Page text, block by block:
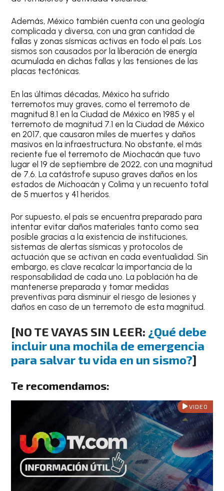
Además, México también cuenta con unageología
complicada y diversa, con una gran cantidad de
fallas y zonas sísmicas activas en todo el país. Los
sismos son causados por la liberación de energía
acumulada en dichas fallas y las tensiones de las
placas tectónicas.
En las últimas décadas, México ha sufrido
terremotos muy graves, como el terremoto de
magnitud 8.1 en la Ciudad de México en 1985 y el
terremoto de magnitud 7.1 en la Ciudad de México
en 2017, que causaron miles de muertes y daños
masivos en la infraestructura. No obstante, el más
reciente fue el terremoto de Miochacán que tuvo
lugar el 19 de septiembre de 2022, con una magnitud
de 7.6. La catástrofesupuso graves daños en los
estados de Michoacán y Colima y un recuento total
de 5 muertos y 41 heridos.
Por supuesto, el país se encuentra preparado para
intentar evitar daños materiales tanto como sea
posible gracias a la existencia de instituciones,
sistemas de alertas sísmicas y protocolos de
actuación que se activan en cada eventualidad. Sin
embargo, es clave recalcar laimportancia de la
responsabilidad de cada uno. La población ha de
mantenerse preparada y tomar medidas
preventivas para disminuir el riesgo de lesiones y
daños en caso de un terremoto de esta magnitud.
[NO TE VAYAS SIN LEER: ¿Qué debe
incluir una mochila de emergencia
para salvar tu vida en un sismo?]
Te recomendamos:
VIDEO